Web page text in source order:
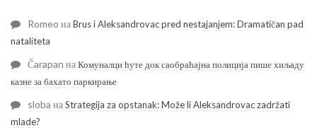
Romeo наBrus i Aleksandrovac pred nestajanjem: Dramatičan pad
nataliteta
Čarapan наКомуналци ћуте док саобраћајна полиција пише хиљаду
казне за бахато паркирање
sloba наStrategija za opstanak: Može li Aleksandrovac zadržati
mlade?